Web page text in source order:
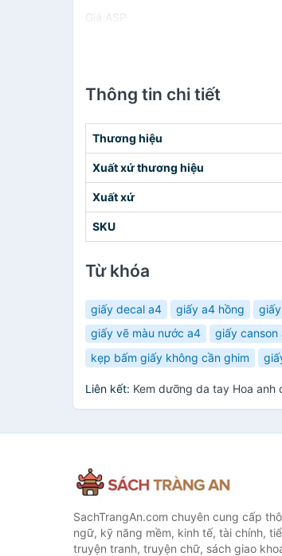
Giá ASP
Thông tin chi tiết
Thương hiệu
Xuất xứ thương hiệu
Xuất xứ
SKU
Từ khóa
giấy decal a4 giấy a4 hồng
giấy vẽ màu nước a4
giấy canson
kẹp bấm giấy không cần ghim
Liên kết: Kem dưỡng da tay Hoa anh
SachTrangAn.com chuyên cung cấp
ngữ, kỹ năng mềm, kinh tế, tài chính,
truyện tranh, truyện chữ, sách giao